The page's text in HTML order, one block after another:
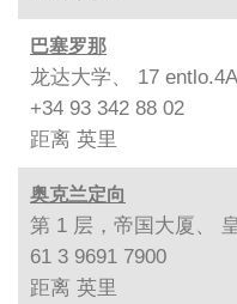
巴塞罗那
龙达大学、 17
+34 93 342 88 02
距离 英里
奥克兰定向
第 1 层，帝国大厦、
61 3 9691 7900
距离 英里